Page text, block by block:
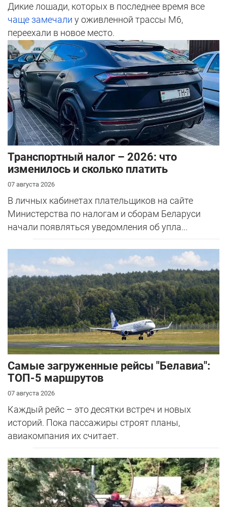
Дикие лошади, которых в последнее время все
чаще замечали у оживленной трассы М6,
переехали в новое место.
Транспортный налог – 2026: что
изменилось и сколько платить
07 августа 2026
В личных кабинетах плательщиков на сайте
Министерства по налогам и сборам Беларуси
начали появляться уведомления об упла...
Самые загруженные рейсы "Белавиа":
ТОП-5 маршрутов
07 августа 2026
Каждый рейс – это десятки встреч и новых
историй. Пока пассажиры строят планы,
авиакомпания их считает.